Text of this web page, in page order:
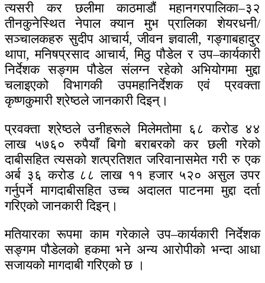
त्यसरी कर छलीमा काठमाडौं महानगरपालिका–३२
तीनकुनेस्थित नेपाल क्यान मुभ प्रालिका शेयरधनी/
सञ्चालकहरु सुदीप आचार्य, जीवन ज्ञवाली, गङ्गाबहादुर
थापा, मनिषप्रसाद आचार्य, मिठु पौडेल र उप–कार्यकारी
निर्देशक सङ्गम पौडेल संलग्न रहेको अभियोगमा मुद्दा
चलाइएको विभागकी उपमहानिर्देशक एवं प्रवक्ता
कृष्णकुमारी श्रेष्ठले जानकारी दिइन्।
प्रवक्ता श्रेष्ठले उनीहरूले मिलेमतोमा ६८ करोड ४४
लाख ५७६० रुपैयाँ बिगो बराबरको कर छली गरेको
दाबीसहित त्यसको शत्प्रतिशत जरिवानासमेत गरी रु एक
अर्ब ३६ करोड ८८ लाख ११ हजार ५२० असुल उपर
गर्नुपर्ने मागदाबीसहित उच्च अदालत पाटनमा मुद्दा दर्ता
गरिएको जानकारी दिइन्।
मतियारका रूपमा काम गरेकाले उप–कार्यकारी निर्देशक
सङ्गम पौडेलको हकमा भने अन्य आरोपीको भन्दा आधा
सजायको मागदाबी गरिएको छ ।